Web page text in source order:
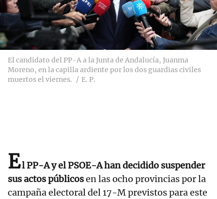
El candidato del PP-A a la Junta de Andalucía, Juanma
Moreno, en la capilla ardiente por los dos guardias civiles
muertos el viernes.
E. P.
El PP-A y el PSOE-A han decidido suspender
sus actos públicosen las ocho provincias por la
campaña electoral del 17-M previstos para este